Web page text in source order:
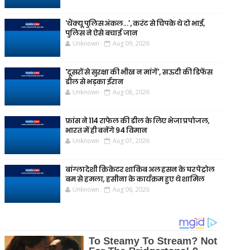
'थैंक्यू पुलिस अंकल...', करंट से चिपके थे दो भाई,
पुलिस ने ऐसे बचाई जान
Unknown Aug 09, 2026
'दूसरों से सुरक्षा की भीख न मांगें', सऊदी की डिफेंस
डील से भड़का ईरान
Unknown Aug 08, 2026
फ्रांस ने 114 राफेल की डील के लिए भेजा प्रपोजल,
भारत में ही बनेंगे 94 विमान
Unknown Aug 07, 2026
बांग्लादेशी क्रिकेटर शाकिब अल हसन के घर पेट्रोल
बम से हमला, हसीना के कार्यक्रम हुए थे शामिल
Unknown Aug 06, 2026